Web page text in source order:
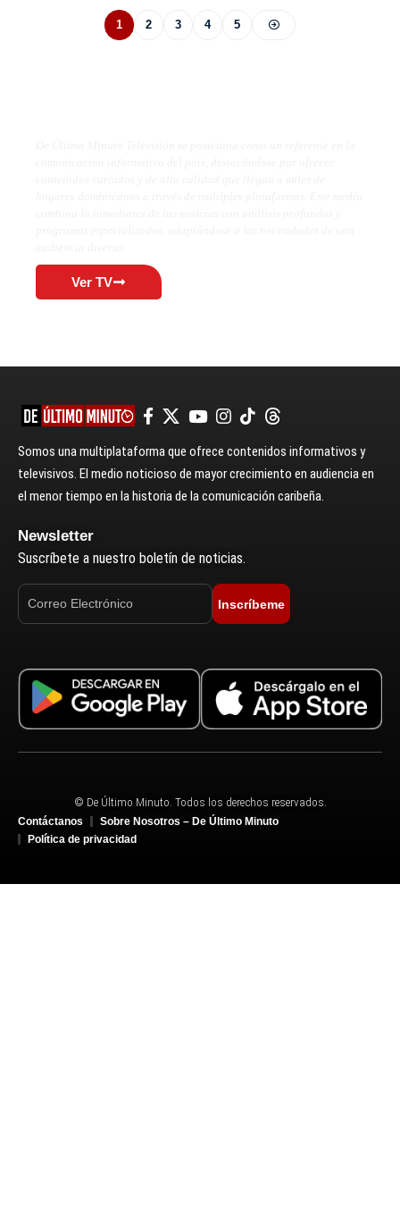
1 2 3 4 5
Ver TV
Somos una multiplataforma que ofrece contenidos informativos y
televisivos. El medio noticioso de mayor crecimiento en audiencia en
el menor tiempo en la historia de la comunicación caribeña.
Newsletter
Suscríbete a nuestro boletín de noticias.
Inscríbeme
© De Último Minuto. Todos los derechos reservados.
Contáctanos
Sobre Nosotros – De Último Minuto
Política de privacidad